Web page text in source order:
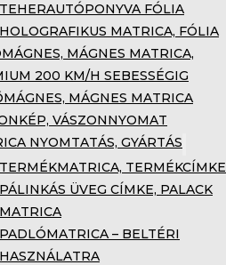
TEHERAUTÓPONYVA FÓLIA
HOLOGRAFIKUS MATRICA, FÓLIA
MÁGNES MATRICA,
200 KM/H SEBESSÉGIG
MÁGNES MATRICA
VÁSZONNYOMAT
NYOMTATÁS, GYÁRTÁS
TERMÉKMATRICA, TERMÉKCÍMKE
PÁLINKÁS ÜVEG CÍMKE, PALACK
MATRICA
PADLÓMATRICA – BELTÉRI
HASZNÁLATRA